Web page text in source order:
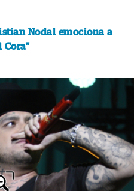
Nodal emociona a
Cora"